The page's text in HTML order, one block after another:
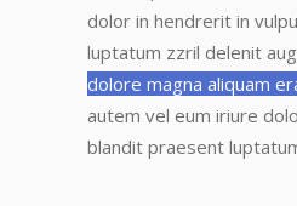
dolor in hendrerit in
luptatum zzril delenit
dolore magna aliquam
autem vel eum iriure
blandit praesent